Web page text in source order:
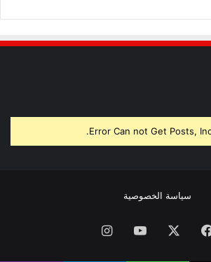
Error Can not Get Posts,
سياسة الخصوصية
فيسبوك يوتيوبانستقرام